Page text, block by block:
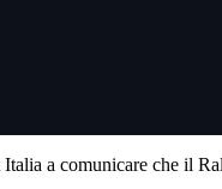
a comunicare che il